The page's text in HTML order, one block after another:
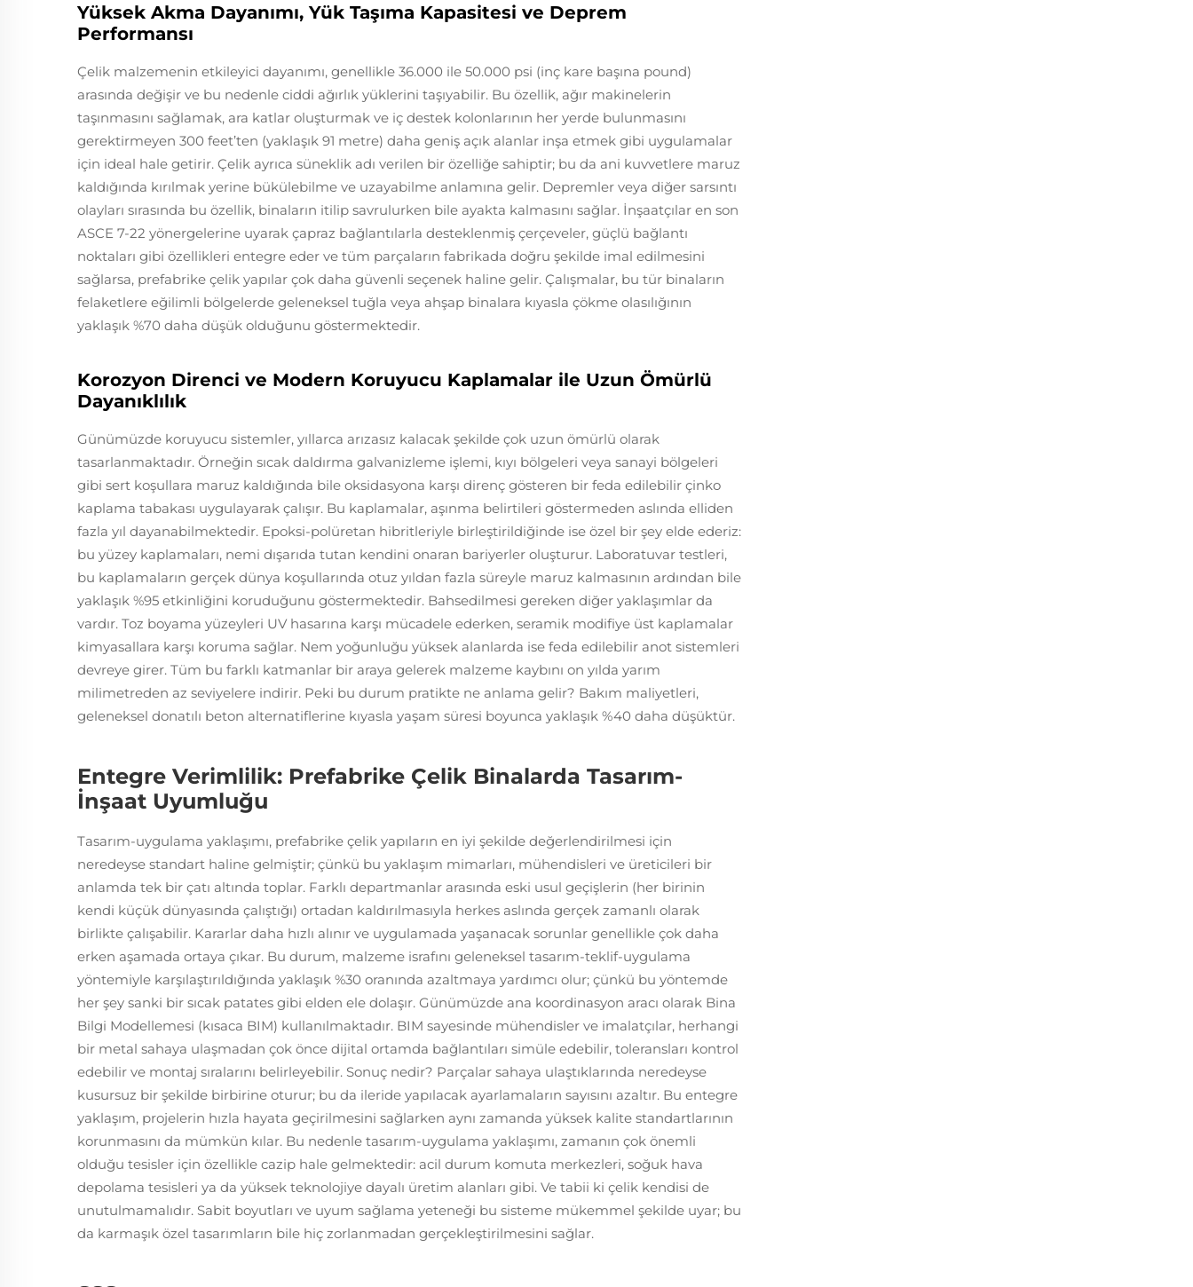
Yüksek Akma Dayanımı, Yük Taşıma Kapasitesi ve Deprem
Performansı
Çelik malzemenin etkileyici dayanımı, genellikle 36.000 ile 50.000 psi (inç kare başına pound)
arasında değişir ve bu nedenle ciddi ağırlık yüklerini taşıyabilir. Bu özellik, ağır makinelerin
taşınmasını sağlamak, ara katlar oluşturmak ve iç destek kolonlarının her yerde bulunmasını
gerektirmeyen 300 feet’ten (yaklaşık 91 metre) daha geniş açık alanlar inşa etmek gibi uygulamalar
için ideal hale getirir. Çelik ayrıca süneklik adı verilen bir özelliğe sahiptir; bu da ani kuvvetlere maruz
kaldığında kırılmak yerine bükülebilme ve uzayabilme anlamına gelir. Depremler veya diğer sarsıntı
olayları sırasında bu özellik, binaların itilip savrulurken bile ayakta kalmasını sağlar. İnşaatçılar en son
ASCE 7-22 yönergelerine uyarak çapraz bağlantılarla desteklenmiş çerçeveler, güçlü bağlantı
noktaları gibi özellikleri entegre eder ve tüm parçaların fabrikada doğru şekilde imal edilmesini
sağlarsa, prefabrike çelik yapılar çok daha güvenli seçenek haline gelir. Çalışmalar, bu tür binaların
felaketlere eğilimli bölgelerde geleneksel tuğla veya ahşap binalara kıyasla çökme olasılığının
yaklaşık %70 daha düşük olduğunu göstermektedir.
Korozyon Direnci ve Modern Koruyucu Kaplamalar ile Uzun Ömürlü
Dayanıklılık
Günümüzde koruyucu sistemler, yıllarca arızasız kalacak şekilde çok uzun ömürlü olarak
tasarlanmaktadır. Örneğin sıcak daldırma galvanizleme işlemi, kıyı bölgeleri veya sanayi bölgeleri
gibi sert koşullara maruz kaldığında bile oksidasyona karşı direnç gösteren bir feda edilebilir çinko
kaplama tabakası uygulayarak çalışır. Bu kaplamalar, aşınma belirtileri göstermeden aslında elliden
fazla yıl dayanabilmektedir. Epoksi-polüretan hibritleriyle birleştirildiğinde ise özel bir şey elde ederiz:
bu yüzey kaplamaları, nemi dışarıda tutan kendini onaran bariyerler oluşturur. Laboratuvar testleri,
bu kaplamaların gerçek dünya koşullarında otuz yıldan fazla süreyle maruz kalmasının ardından bile
yaklaşık %95 etkinliğini koruduğunu göstermektedir. Bahsedilmesi gereken diğer yaklaşımlar da
vardır. Toz boyama yüzeyleri UV hasarına karşı mücadele ederken, seramik modifiye üst kaplamalar
kimyasallara karşı koruma sağlar. Nem yoğunluğu yüksek alanlarda ise feda edilebilir anot sistemleri
devreye girer. Tüm bu farklı katmanlar bir araya gelerek malzeme kaybını on yılda yarım
milimetreden az seviyelere indirir. Peki bu durum pratikte ne anlama gelir? Bakım maliyetleri,
geleneksel donatılı beton alternatiflerine kıyasla yaşam süresi boyunca yaklaşık %40 daha düşüktür.
Entegre Verimlilik: Prefabrike Çelik Binalarda Tasarım-
İnşaat Uyumluğu
Tasarım-uygulama yaklaşımı, prefabrike çelik yapıların en iyi şekilde değerlendirilmesi için
neredeyse standart haline gelmiştir; çünkü bu yaklaşım mimarları, mühendisleri ve üreticileri bir
anlamda tek bir çatı altında toplar. Farklı departmanlar arasında eski usul geçişlerin (her birinin
kendi küçük dünyasında çalıştığı) ortadan kaldırılmasıyla herkes aslında gerçek zamanlı olarak
birlikte çalışabilir. Kararlar daha hızlı alınır ve uygulamada yaşanacak sorunlar genellikle çok daha
erken aşamada ortaya çıkar. Bu durum, malzeme israfını geleneksel tasarım-teklif-uygulama
yöntemiyle karşılaştırıldığında yaklaşık %30 oranında azaltmaya yardımcı olur; çünkü bu yöntemde
her şey sanki bir sıcak patates gibi elden ele dolaşır. Günümüzde ana koordinasyon aracı olarak Bina
Bilgi Modellemesi (kısaca BIM) kullanılmaktadır. BIM sayesinde mühendisler ve imalatçılar, herhangi
bir metal sahaya ulaşmadan çok önce dijital ortamda bağlantıları simüle edebilir, toleransları kontrol
edebilir ve montaj sıralarını belirleyebilir. Sonuç nedir? Parçalar sahaya ulaştıklarında neredeyse
kusursuz bir şekilde birbirine oturur; bu da ileride yapılacak ayarlamaların sayısını azaltır. Bu entegre
yaklaşım, projelerin hızla hayata geçirilmesini sağlarken aynı zamanda yüksek kalite standartlarının
korunmasını da mümkün kılar. Bu nedenle tasarım-uygulama yaklaşımı, zamanın çok önemli
olduğu tesisler için özellikle cazip hale gelmektedir: acil durum komuta merkezleri, soğuk hava
depolama tesisleri ya da yüksek teknolojiye dayalı üretim alanları gibi. Ve tabii ki çelik kendisi de
unutulmamalıdır. Sabit boyutları ve uyum sağlama yeteneği bu sisteme mükemmel şekilde uyar; bu
da karmaşık özel tasarımların bile hiç zorlanmadan gerçekleştirilmesini sağlar.